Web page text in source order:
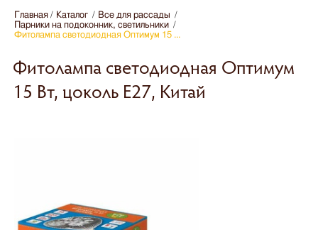
Главная Каталог
Все для рассады
Парники на подоконник, светильники
Фитолампа светодиодная Оптимум 15 ...
Фитолампа светодиодная Оптимум
15 Вт, цоколь Е27, Китай